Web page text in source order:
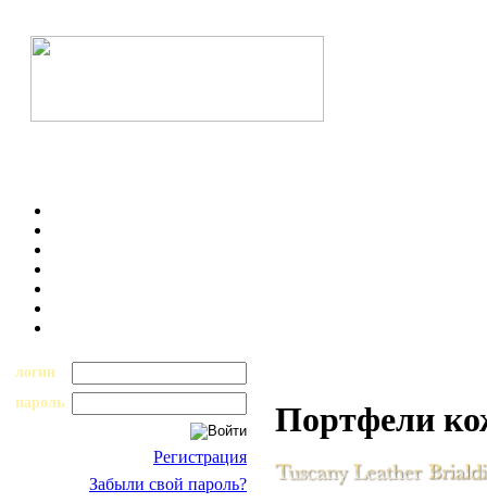
логин
пароль
Регистрация
Забыли свой пароль?
Портфели